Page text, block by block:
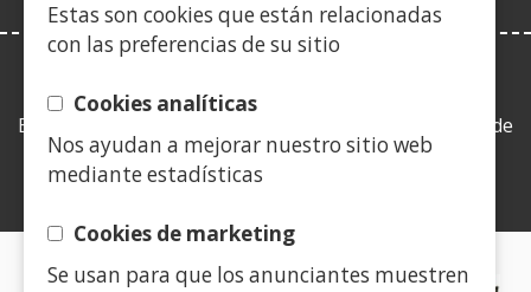
Estas son cookies que están relacionadas
con las preferencias de su sitio
Cookies analíticas
Nos ayudan a mejorar nuestro sitio web
mediante estadísticas
Cookies de marketing
Se usan para que los anunciantes muestren
Esta web se ajusta a lo establecido en la Ley 19/2013, de
9 de diciembre, de transparencia, acceso a la
información pública y buen gobierno.
CERTIFICADOS DE CALIDAD